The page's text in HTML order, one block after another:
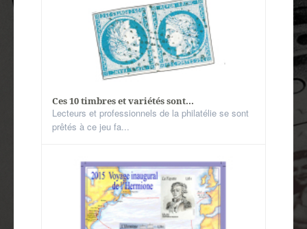
Ces 10 timbres et variétés sont...
Lecteurs et professionnels de la philatélie se sont
prêtés à ce jeu fa...